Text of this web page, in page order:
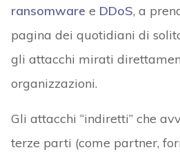
ransomware e DDoS, a
pagina dei quotidiani di
gli attacchi mirati
organizzazioni.
Gli attacchi “indiretti” che
terze parti (come partner,